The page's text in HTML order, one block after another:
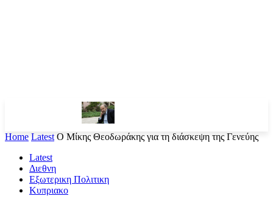
Home Latest Ο Μίκης Θεοδωράκης για τη διάσκεψη της Γενεύης
Latest
Διεθνη
Εξωτερικη Πολιτικη
Κυπριακο